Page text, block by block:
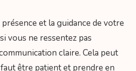
et la guidance de votre
vous ne ressentez pas
claire. Cela peut
être patient et prendre en